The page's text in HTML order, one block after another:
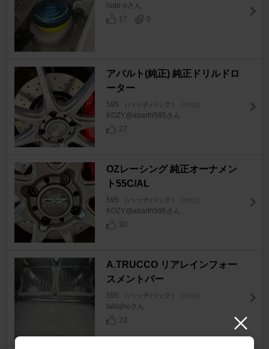
hide-pさん
17
0
アバルト(純正) 純正ドリルドロ
ーター
595 （ハッチバック） [2代目]
KOZY@abarth595さん
27
OZレーシング 純正オーナメン
ト55C/AL
595 （ハッチバック） [2代目]
KOZY@abarth595さん
30
A.TRUCCO リアレインフォー
スメントバー
595 （ハッチバック） [2代目]
takujhoさん
23